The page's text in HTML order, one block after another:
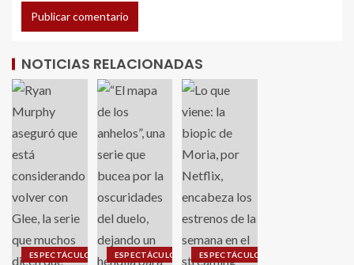
NOTICIAS RELACIONADAS
ESPECTÁCULO ESPECTÁCULO ESPECTÁCULO